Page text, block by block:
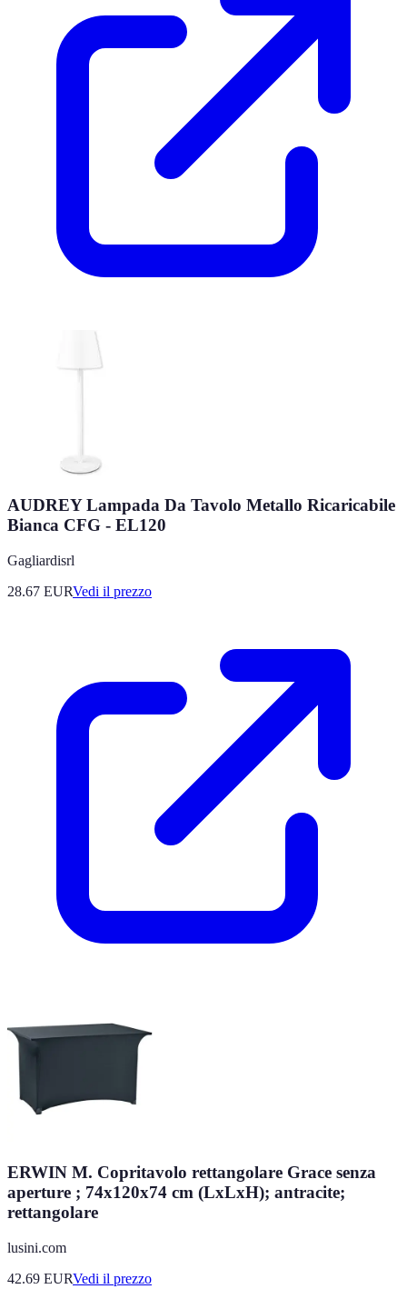
AUDREY Lampada Da Tavolo Metallo Ricaricabile
Bianca CFG - EL120
Gagliardisrl
28.67 EURVedi il prezzo
ERWIN M. Copritavolo rettangolare Grace senza
aperture ; 74x120x74 cm (LxLxH); antracite;
rettangolare
lusini.com
42.69 EURVedi il prezzo